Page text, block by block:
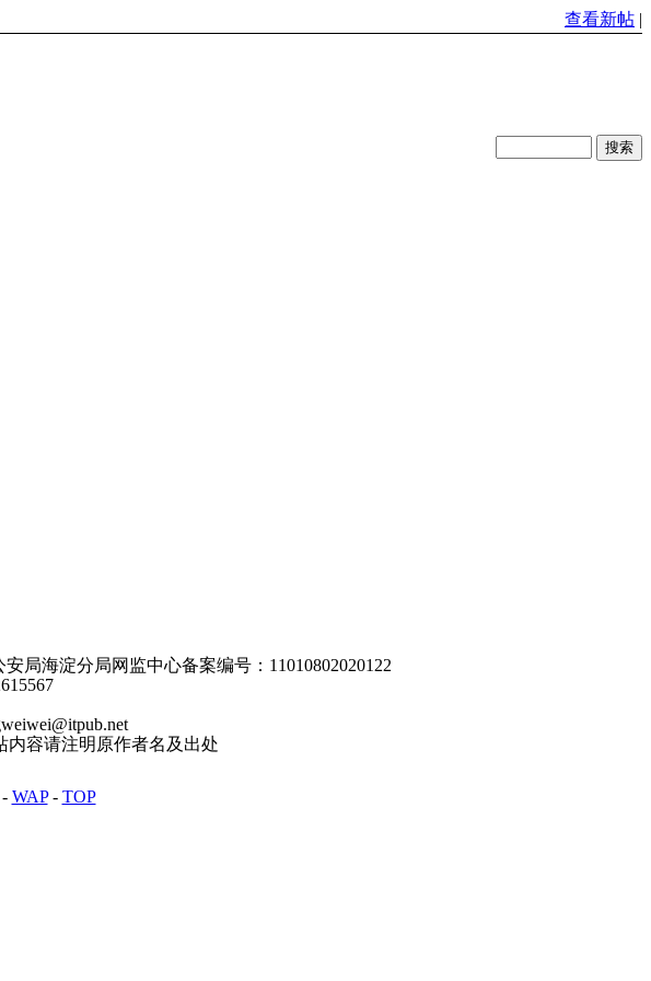
查看新帖 |
安局海淀分局网监中心备案编号：11010802020122
内容请注明原作者名及出处
WAP- TOP